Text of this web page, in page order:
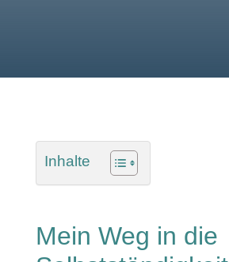
Inhalte
Mein Weg in die